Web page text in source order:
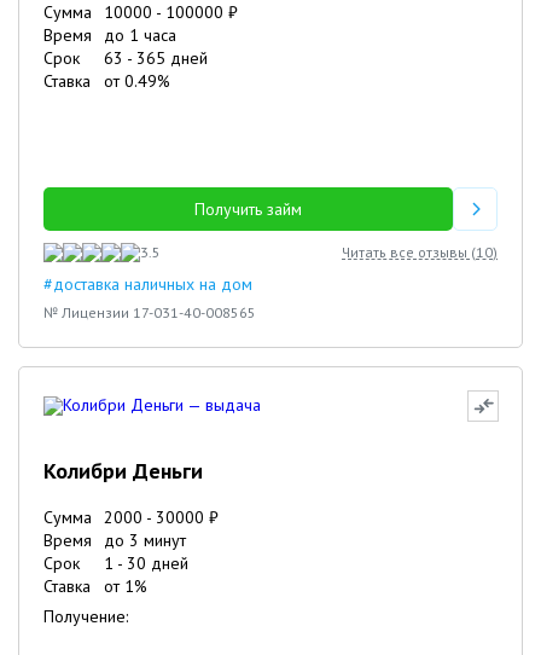
Сумма 10000 - 100000 ₽
Время
до 1 часа
Срок
63 - 365 дней
Ставка
от0.49%
Получить займ
3.5 Читать все отзывы (10)
#доставка наличных на дом
№ Лицензии 17-031-40-008565
Колибри Деньги
Сумма 2000 - 30000 ₽
Время
до 3 минут
Срок
1 - 30 дней
Ставка
от 1%
Получение: